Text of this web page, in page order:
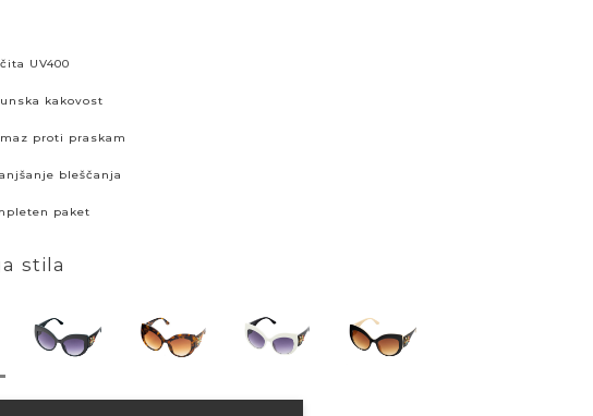
UV400
kakovost
proti praskam
bleščanja
paket
stila